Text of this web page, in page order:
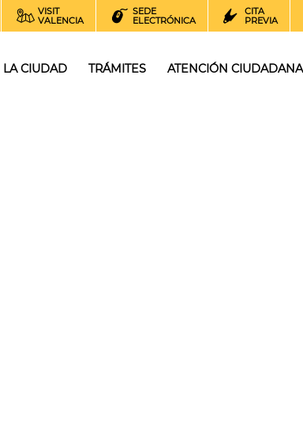
VISIT
VALENCIA
SEDE
ELECTRÓNICA
CITA
PREVIA
LA CIUDAD TRÁMITES ATENCIÓN CIUDADANA